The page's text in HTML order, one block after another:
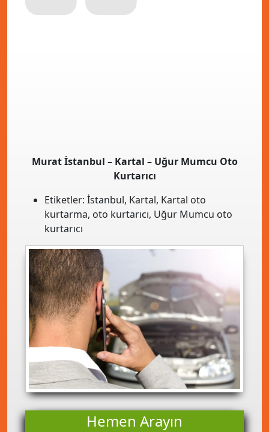
Murat İstanbul – Kartal – Uğur Mumcu Oto
Kurtarıcı
Etiketler: İstanbul, Kartal, Kartal oto
kurtarma, oto kurtarıcı, Uğur Mumcu oto
kurtarıcı
Hemen Arayın